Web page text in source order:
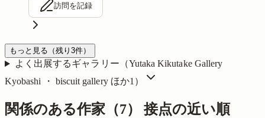
訪問を記録
もっと見る （残り 3件）
よく出展するギャラリー（Yutaka Kikutake Gallery
Kyobashi ・ biscuit galleryほか1 ）
関係のある作家（7） 接点の近い順